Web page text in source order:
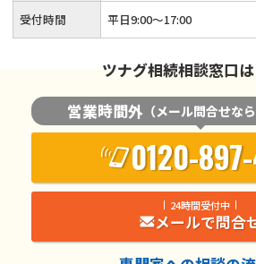
受付時間 平日9:00～17:00
ツナグ相続相談窓口
営業時間外 （メール問合せな
0120-
24時間受付中
メールで問合